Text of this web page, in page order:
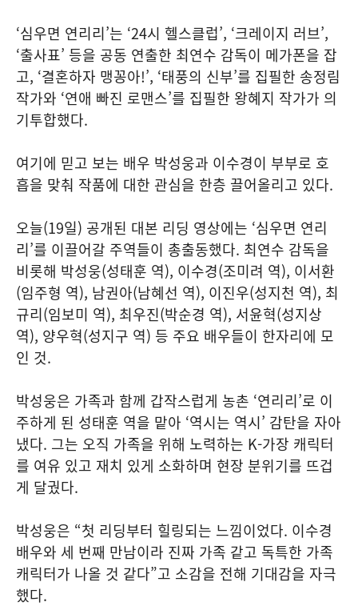
‘심우면 연리리’는 ‘24시 헬스클럽’, ‘크레이지 러브’,
‘출사표’ 등을 공동 연출한 최연수 감독이 메가폰을 잡
고, ‘결혼하자 맹꽁아!’, ‘태풍의 신부’를 집필한 송정림
작가와 ‘연애 빠진 로맨스’를 집필한 왕혜지 작가가 의
기투합했다.
여기에 믿고 보는 배우 박성웅과 이수경이 부부로 호
흡을 맞춰 작품에 대한 관심을 한층 끌어올리고 있다.
오늘(19일) 공개된 대본 리딩 영상에는 ‘심우면 연리
리’를 이끌어갈 주역들이 총출동했다. 최연수 감독을
비롯해 박성웅(성태훈 역), 이수경(조미려 역), 이서환
(임주형 역), 남권아(남혜선 역), 이진우(성지천 역), 최
규리(임보미 역), 최우진(박순경 역), 서윤혁(성지상
역), 양우혁(성지구 역) 등 주요 배우들이 한자리에 모
인 것.
박성웅은 가족과 함께 갑작스럽게 농촌 ‘연리리’로 이
주하게 된 성태훈 역을 맡아 ‘역시는 역시’ 감탄을 자아
냈다. 그는 오직 가족을 위해 노력하는 K-가장 캐릭터
를 여유 있고 재치 있게 소화하며 현장 분위기를 뜨겁
게 달궜다.
박성웅은 “첫 리딩부터 힐링되는 느낌이었다. 이수경
배우와 세 번째 만남이라 진짜 가족 같고 독특한 가족
캐릭터가 나올 것 같다”고 소감을 전해 기대감을 자극
했다.